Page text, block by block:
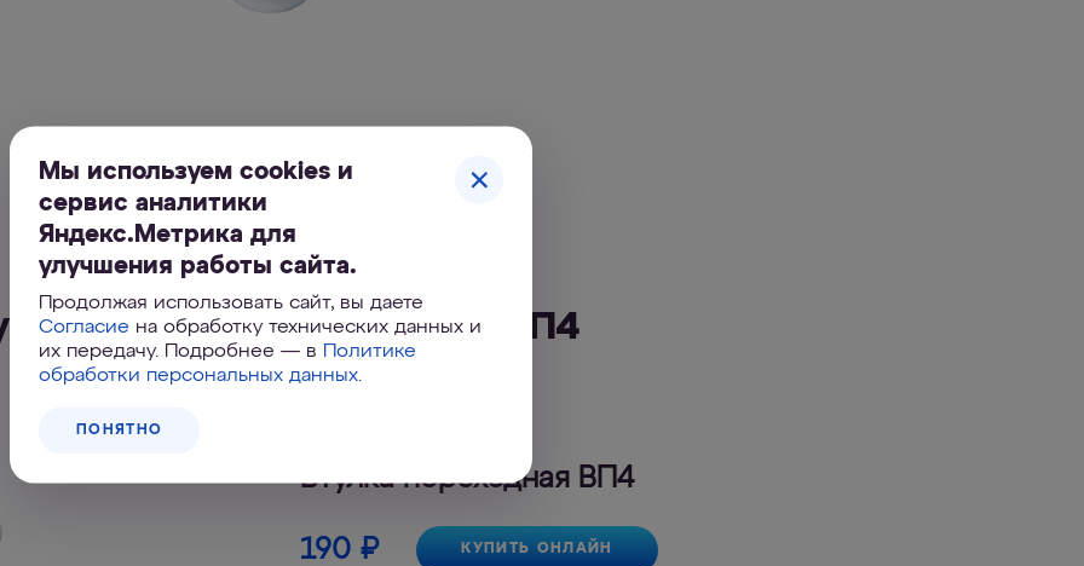
Втулка переходная ВП4
Втулка переходная ВП4
190 ₽ КУПИТЬ ОНЛАЙН
Мы используем cookies и
сервис аналитики
Яндекс.Метрика для
улучшения работы сайта.
Продолжая использовать сайт, вы даете
Согласие на обработку технических данных и
их передачу. Подробнее — в Политике
обработки персональных данных.
ПОНЯТНО